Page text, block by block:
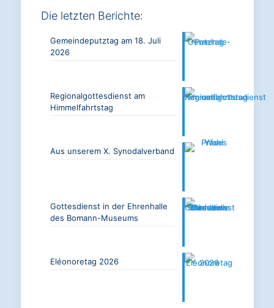
Die letzten Berichte:
Gemeindeputztag am 18. Juli
2026
Regionalgottesdienst am
Himmelfahrtstag
Aus unserem X. Synodalverband
Gottesdienst in der Ehrenhalle
des Bomann-Museums
Eléonoretag 2026